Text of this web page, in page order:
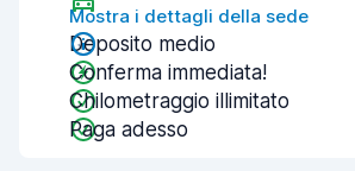
Mostra i dettagli della sede
Deposito medio
Conferma immediata!
Chilometraggio illimitato
Paga adesso